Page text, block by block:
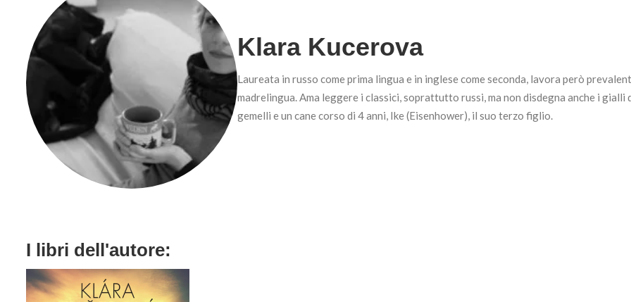
Klara Kucerova
Laureata in russo come prima lingua e in inglese come seconda, lavora però
madrelingua. Ama leggere i classici, soprattutto russi, ma non disdegna anche i
gemelli e un cane corso di 4 anni, Ike (Eisenhower), il suo terzo figlio.
I libri dell'autore: